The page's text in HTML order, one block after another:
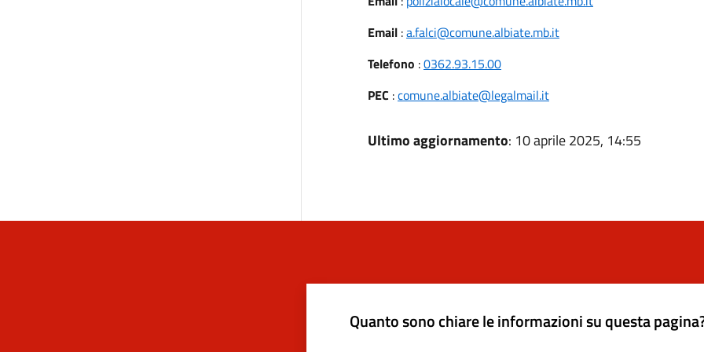
Email:a.falci@comune.albiate.mb.it
Telefono :0362.93.15.00
PEC :comune.albiate@legalmail.it
Ultimo aggiornamento: 10 aprile 2025, 14:55
Quanto sono chiare le informazioni su questa